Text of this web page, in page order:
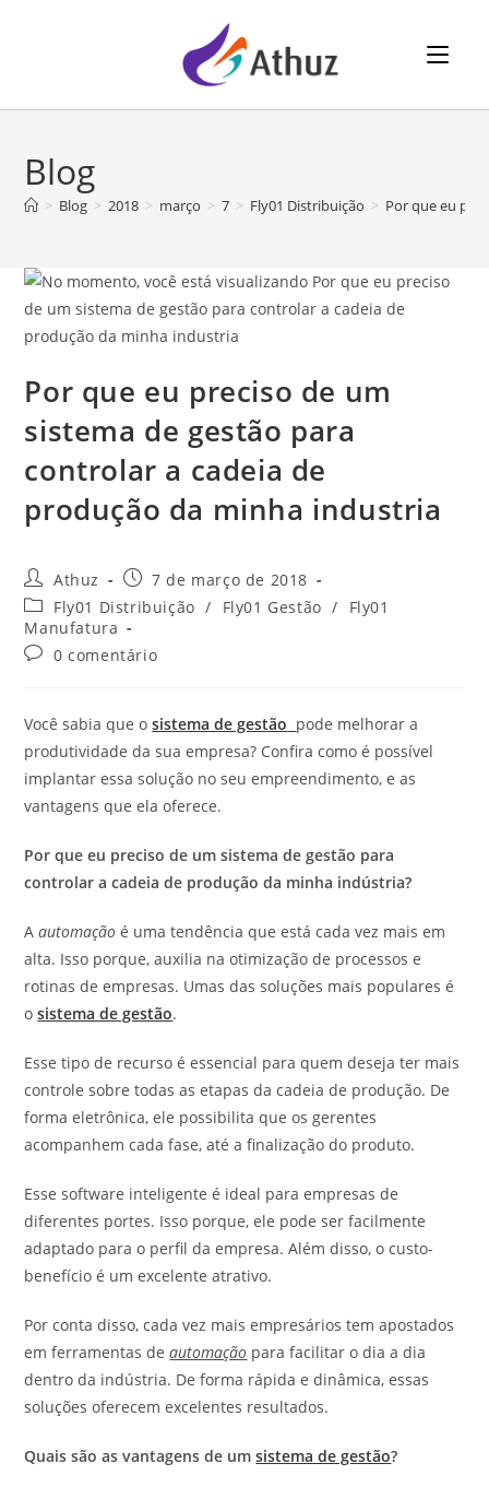
Blog
> Blog > 2018 > março > 7 > Fly01 Distribuição > Por que eu
Por que eu preciso de um
sistema de gestão para
controlar a cadeia de
produção da minha industria
Athuz
7 de março de 2018
Fly01 Distribuição / Fly01 Gestão /
Fly01
Manufatura
0 comentário
Você sabia que osistema de gestão pode melhorar a
produtividade da sua empresa? Confira como é possível
implantar essa solução no seu empreendimento, e as
vantagens que ela oferece.
Por que eu preciso de um sistema de gestão para
controlar a cadeia de produção da minha indústria?
Aautomação é uma tendência que está cada vez mais em
alta. Isso porque, auxilia na otimização de processos e
rotinas de empresas. Umas das soluções mais populares é
osistema de gestão.
Esse tipo de recurso é essencial para quem deseja ter mais
controle sobre todas as etapas da cadeia de produção. De
forma eletrônica, ele possibilita que os gerentes
acompanhem cada fase, até a finalização do produto.
Esse software inteligente é ideal para empresas de
diferentes portes. Isso porque, ele pode ser facilmente
adaptado para o perfil da empresa. Além disso, o custo-
benefício é um excelente atrativo.
Por conta disso, cada vez mais empresários tem apostados
em ferramentas deautomação para facilitar o dia a dia
dentro da indústria. De forma rápida e dinâmica, essas
soluções oferecem excelentes resultados.
Quais são as vantagens de umsistema de gestão?